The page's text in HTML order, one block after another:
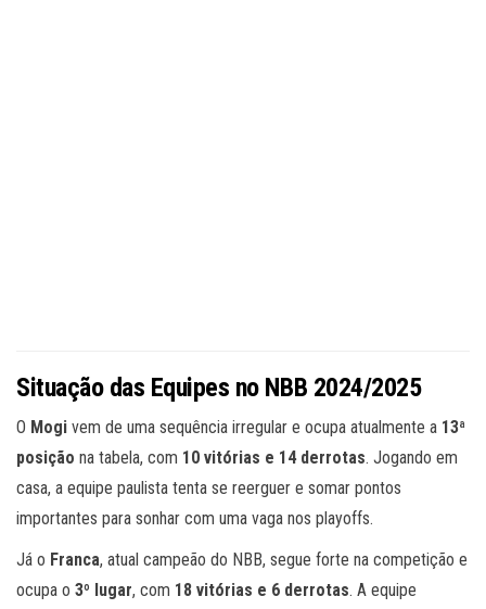
Situação das Equipes no NBB 2024/2025
O Mogi vem de uma sequência irregular e ocupa atualmente a 13ª
posição na tabela, com 10 vitórias e 14 derrotas. Jogando em
casa, a equipe paulista tenta se reerguer e somar pontos
importantes para sonhar com uma vaga nos playoffs.
Já o Franca, atual campeão do NBB, segue forte na competição e
ocupa o 3º lugar, com 18 vitórias e 6 derrotas. A equipe